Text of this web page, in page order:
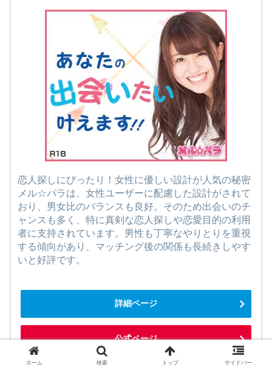
恋人探しにぴったり！女性に優しい設計が人気の秘密
メル☆パラは、女性ユーザーに配慮した設計がされて
おり、男女比のバランスも良好。そのため出会いのチ
ャンスも多く、特に真剣な恋人探しや恋愛目的の利用
者に支持されています。男性も丁寧なやりとりを重視
する傾向があり、マッチング後の関係も長続きしやす
いと好評です。
詳細ページ
公式ページ
ホーム 検索 トップ サイドバー